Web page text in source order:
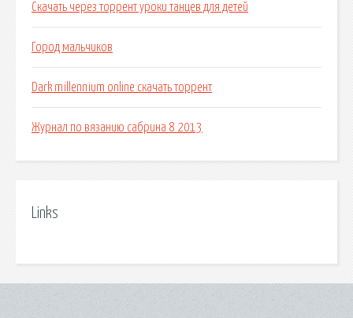
Скачать через торрент уроки танцев для детей
Город мальчиков
Dark millennium online скачать торрент
Журнал по вязанию сабрина 8 2013
Links